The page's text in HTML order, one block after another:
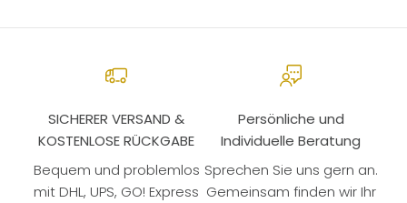
SICHERER VERSAND &
KOSTENLOSE RÜCKGABE
Bequem und problemlos
mit DHL, UPS, GO! Express
Persönliche und
Individuelle Beratung
Sprechen Sie uns gern an.
Gemeinsam finden wir Ihr